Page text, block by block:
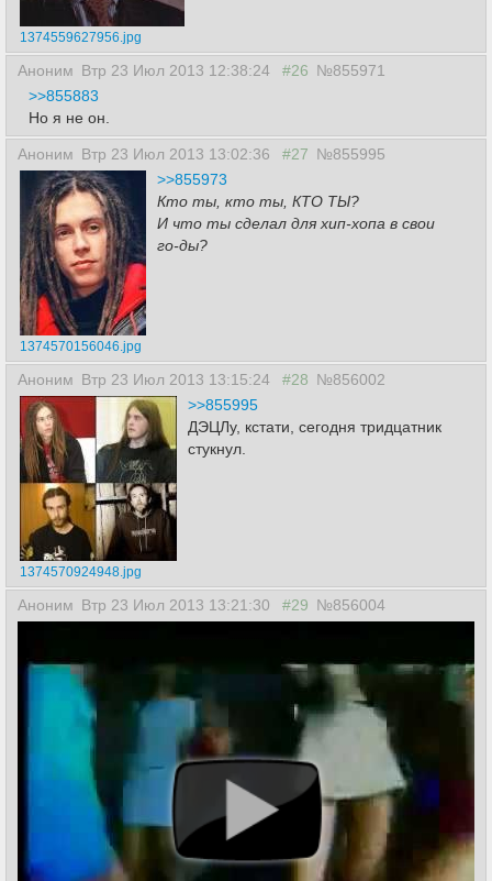
1374559627956.jpg
Аноним Втр 23 Июл 2013 12:38:24 #26 №855971
>>855883
Но я не он.
Аноним Втр 23 Июл 2013 13:02:36 #27 №855995
1374570156046.jpg
>>855973
Кто ты, кто ты, КТО ТЫ?
И что ты сделал для хип-хопа в свои
го-ды?
Аноним Втр 23 Июл 2013 13:15:24 #28 №856002
1374570924948.jpg
>>855995
ДЭЦЛу, кстати, сегодня тридцатник
стукнул.
Аноним Втр 23 Июл 2013 13:21:30 #29 №856004